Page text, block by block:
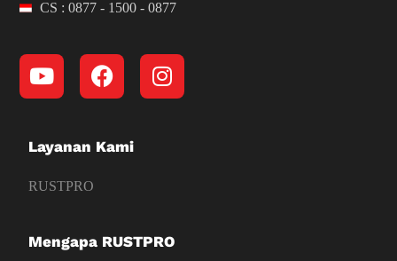
CS : 0877 - 1500 - 0877
Layanan Kami
RUSTPRO
Mengapa RUSTPRO